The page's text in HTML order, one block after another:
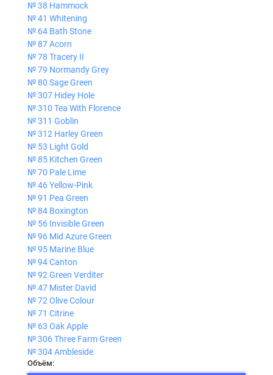
№ 38 Hammock
№ 41 Whitening
№ 64 Bath Stone
№ 87 Acorn
№ 78 Tracery II
№ 79 Normandy Grey
№ 80 Sage Green
№ 307 Hidey Hole
№ 310 Tea With Florence
№ 311 Goblin
№ 312 Harley Green
№ 53 Light Gold
№ 85 Kitchen Green
№ 70 Pale Lime
№ 46 Yellow-Pink
№ 91 Pea Green
№ 84 Boxington
№ 56 Invisible Green
№ 96 Mid Azure Green
№ 95 Marine Blue
№ 94 Canton
№ 92 Green Verditer
№ 47 Mister David
№ 72 Olive Colour
№ 71 Citrine
№ 63 Oak Apple
№ 306 Three Farm Green
№ 304 Ambleside
Объём: